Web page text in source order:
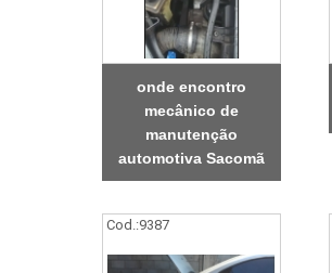
onde encontro
mecânico de
manutenção
automotiva Sacomã
Cod.:9387